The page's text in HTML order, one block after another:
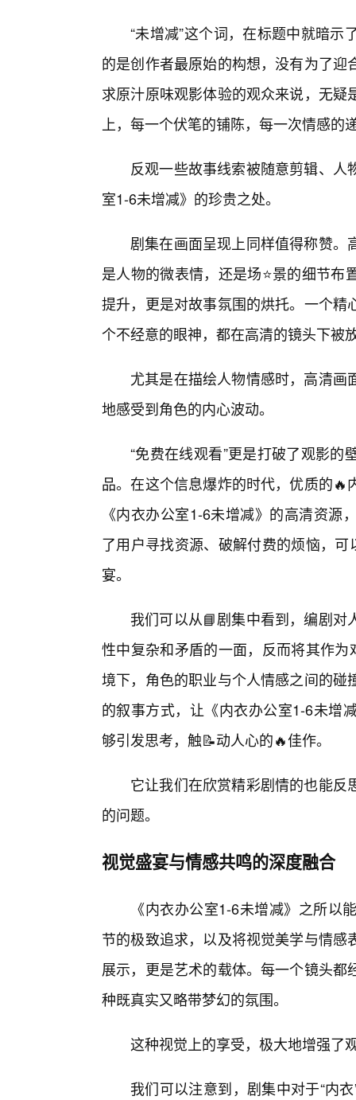
“未增减”这个词，在标题中就暗
的是创作者最原始的构想，没有为了
求原汁原味观影体验的观众来说，无
上，每一个伏笔的铺陈，每一次情感
反观一些故事线索被随意剪辑、
室1-6未增减》的珍贵之处。
剧集在画面呈现上同样值得称赞
是人物的微表情，还是场⭐景的细节
提升，更是对故事氛围的烘托。一个
个不经意的眼神，都在高清的镜头下被
尤其是在描绘人物情感时，高清
地感受到角色的内心波动。
“免费在线观看”更是打破了观影
品。在这个信息爆炸的时代，优质的
《内衣办公室1-6未增减》的高清资
了用户寻找资源、破解付费的烦恼，
宴。
我们可以从📘剧集中看到，编剧
性中复杂和矛盾的一面，反而将其作
境下，角色的职业与个人情感之间的
的叙事方式，让《内衣办公室1-6未增
够引发思考，触📝动人心的🔥佳作。
它让我们在欣赏精彩剧情的也能
的问题。
视觉盛宴与情感共鸣的深度融合
《内衣办公室1-6未增减》之所以
节的极致追求，以及将视觉美学与情
展示，更是艺术的载体。每一个镜头
种既真实又略带梦幻的氛围。
这种视觉上的享受，极大地增强了
我们可以注意到，剧集中对于“内